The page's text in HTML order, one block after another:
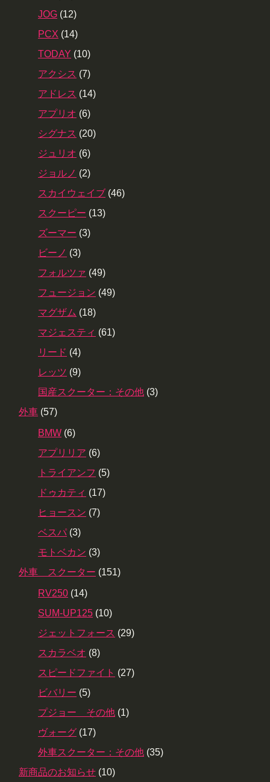
JOG (12)
PCX (14)
TODAY (10)
アクシス (7)
アドレス (14)
アプリオ (6)
シグナス (20)
ジュリオ (6)
ジョルノ (2)
スカイウェイブ (46)
スクーピー (13)
ズーマー (3)
ビーノ (3)
フォルツァ (49)
フュージョン (49)
マグザム (18)
マジェスティ (61)
リード (4)
レッツ (9)
国産スクーター：その他 (3)
外車 (57)
BMW (6)
アプリリア (6)
トライアンフ (5)
ドゥカティ (17)
ヒョースン (7)
ベスパ (3)
モトベカン (3)
外車 スクーター (151)
RV250 (14)
SUM-UP125 (10)
ジェットフォース (29)
スカラベオ (8)
スピードファイト (27)
ビバリー (5)
プジョー その他 (1)
ヴォーグ (17)
外車スクーター：その他 (35)
新商品のお知らせ (10)